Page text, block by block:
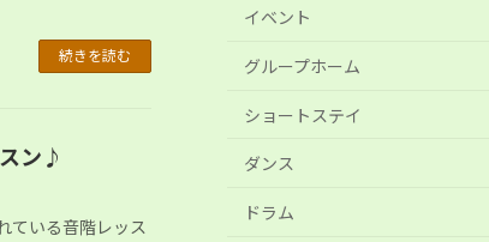
続きを読む
ン♪
ている音階レッス
イベント
グループホーム
ショートステイ
ダンス
ドラム